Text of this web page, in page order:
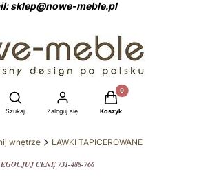
sklep@nowe-meble.pl
Otwórz wyszukiwarkę
Szukaj Zaloguj się
Produkty w koszyku:
Koszyk
wnętrze ŁAWKI TAPICEROWANE
CENĘ 731-488-766